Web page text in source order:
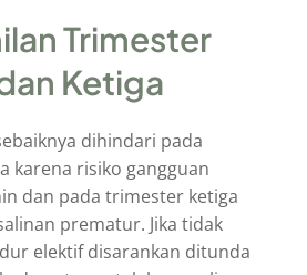
Trimester
Ketiga
dihindari pada
karena risiko gangguan
dan pada trimester ketiga
prematur. Jika tidak
elektif disarankan ditunda